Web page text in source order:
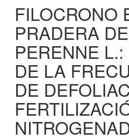
FILOCRONO
PRADERA
PERENNE
DE LA
DE